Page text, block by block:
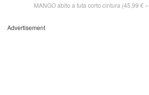
MANGO abito a tuta corto cintura (45,99 € –
Advertisement